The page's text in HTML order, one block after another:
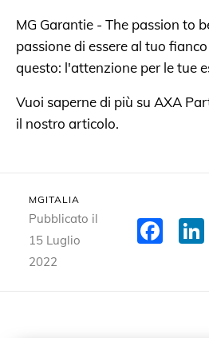
MG Garantie - The passion to
passione di essere al tuo
questo: l'attenzione per le tue
Vuoi saperne di più su AXA
il nostro articolo.
MGITALIA
Pubblicato il
15 Luglio
2022